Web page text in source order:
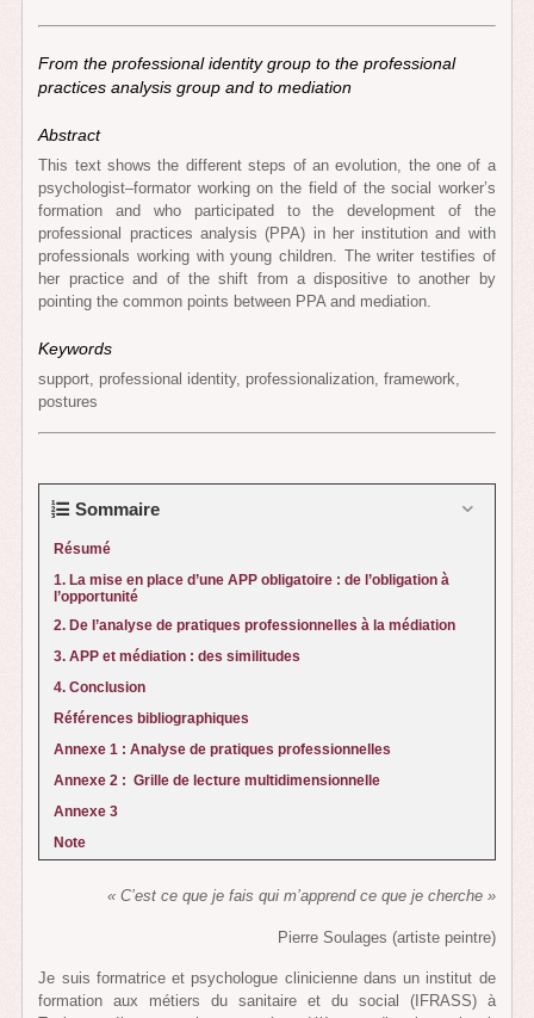
From the professional identity group to the professional
practices analysis group and to mediation
Abstract
This text shows the different steps of an evolution, the one of a
psychologist–formator working on the field of the social worker’s
formation and who participated to the development of the
professional practices analysis (PPA) in her institution and with
professionals working with young children. The writer testifies of
her practice and of the shift from a dispositive to another by
pointing the common points between PPA and mediation.
Keywords
support, professional identity, professionalization, framework,
postures
Sommaire
Résumé
1. La mise en place d’une APP obligatoire : de l’obligation à
l’opportunité
2. De l’analyse de pratiques professionnelles à la médiation
3. APP et médiation : des similitudes
4. Conclusion
Références bibliographiques
Annexe 1 : Analyse de pratiques professionnelles
Annexe 2 : Grille de lecture multidimensionnelle
Annexe 3
Note
« C’est ce que je fais qui m’apprend ce que je cherche »
Pierre Soulages (artiste peintre)
Je suis formatrice et psychologue clinicienne dans un institut de
formation aux métiers du sanitaire et du social (IFRASS) à